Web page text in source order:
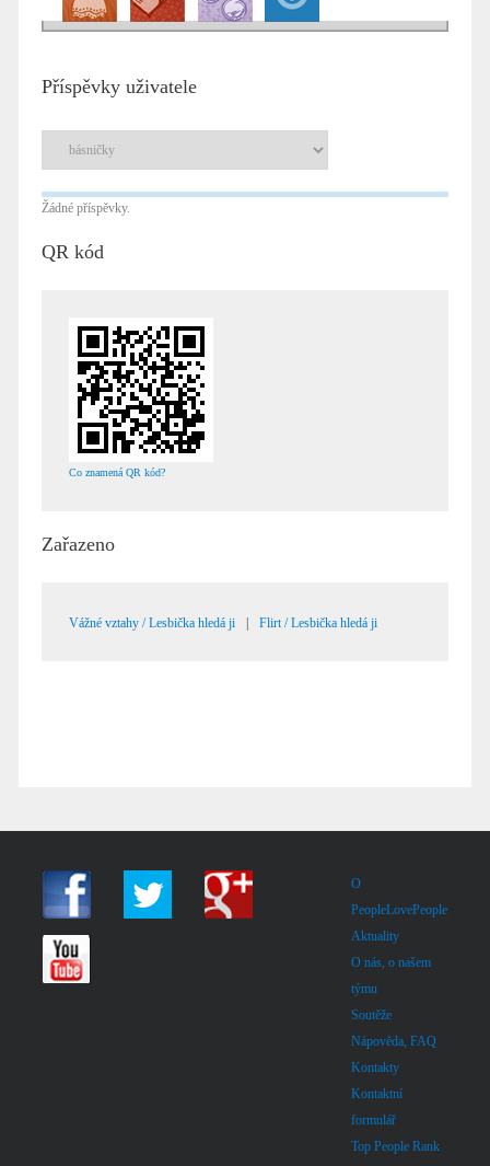
Příspěvky uživatele
Žádné příspěvky.
QR kód
Co znamená QR kód?
Zařazeno
Vážné vztahy / Lesbička hledá ji Flirt / Lesbička hledá ji
O
PeopleLovePeople
Aktuality
O nás, o našem
týmu
Soutěže
Nápověda, FAQ
Kontakty
Kontaktní
formulář
Top People Rank